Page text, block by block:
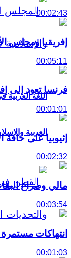
اللغة
العربية
00:02:43
إفريقيا ومجلس
00:05:11
فرنسا تعود إلى
00:01:01
إثيوبيا على حافة
00:02:32
مالي وصراع
00:03:54
انتهاكات
00:01:03